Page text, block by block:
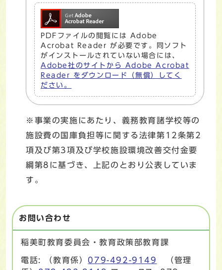
PDFファイルの閲覧には Adobe
Acrobat Reader が必要です。同ソフト
がインストールされていない場合には、
Adobe社のサイトから Adobe Acrobat
Reader をダウンロード（無償）してく
ださい。
※事業の実施にあたり、義務教育諸学校等の
施設費の国庫負担等に関する法律第12条第2
項及び第3項及び学校施設環境改善交付金要
綱第8に基づき、上記のとおり公表していま
す。
お問い合わせ
稲美町教育委員会・教育政策部教育課
電話: （教育係） 079-492-9149
（管理